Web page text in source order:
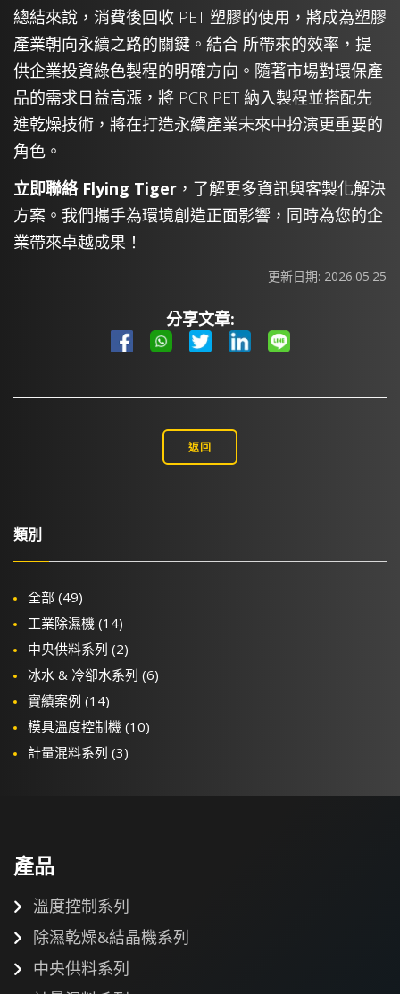
總結來說，消費後回收 PET 塑膠的使用，將成為塑膠
產業朝向永續之路的關鍵。結合 所帶來的效率，提
供企業投資綠色製程的明確方向。隨著市場對環保產
品的需求日益高漲，將 PCR PET 納入製程並搭配先
進乾燥技術，將在打造永續產業未來中扮演更重要的
角色。
立即聯絡 Flying Tiger ，了解更多資訊與客製化解決
方案。我們攜手為環境創造正面影響，同時為您的企
業帶來卓越成果！
更新日期: 2026.05.25
分享文章:
返回
類別
全部 (49)
工業除濕機 (14)
中央供料系列 (2)
冰水 & 冷卻水系列 (6)
實績案例 (14)
模具溫度控制機 (10)
計量混料系列 (3)
產品
溫度控制系列
除濕乾燥&結晶機系列
中央供料系列